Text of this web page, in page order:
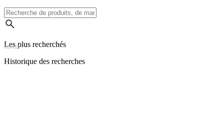
Les plus recherchés
Historique des recherches